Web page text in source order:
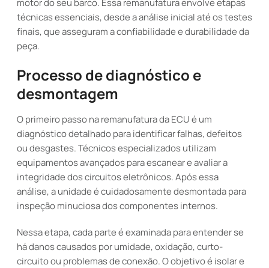
motor do seu barco. Essa remanufatura envolve etapas
técnicas essenciais, desde a análise inicial até os testes
finais, que asseguram a confiabilidade e durabilidade da
peça.
Processo de diagnóstico e
desmontagem
O primeiro passo na remanufatura da ECU é um
diagnóstico detalhado para identificar falhas, defeitos
ou desgastes. Técnicos especializados utilizam
equipamentos avançados para escanear e avaliar a
integridade dos circuitos eletrônicos. Após essa
análise, a unidade é cuidadosamente desmontada para
inspeção minuciosa dos componentes internos.
Nessa etapa, cada parte é examinada para entender se
há danos causados por umidade, oxidação, curto-
circuito ou problemas de conexão. O objetivo é isolar e